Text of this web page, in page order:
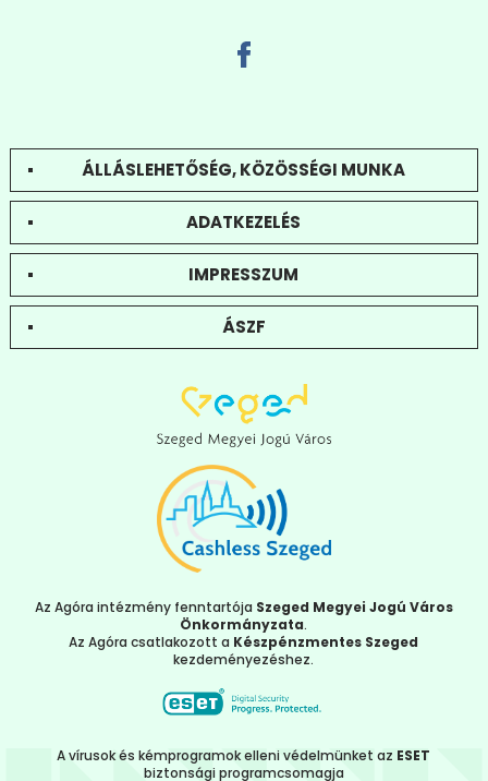
ÁLLÁSLEHETŐSÉG, KÖZÖSSÉGI MUNKA
ADATKEZELÉS
IMPRESSZUM
ÁSZF
Az Agóra intézmény fenntartója Szeged Megyei Jogú Város
Önkormányzata.
Az Agóra csatlakozott a Készpénzmentes Szeged
kezdeményezéshez.
A vírusok és kémprogramok elleni védelmünket az ESET
biztonsági programcsomagja